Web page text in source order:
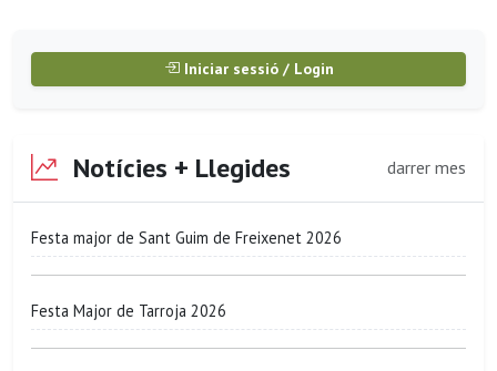
Iniciar sessió / Login
Notícies + Llegides darrer mes
Festa major de Sant Guim de Freixenet 2026
Festa Major de Tarroja 2026